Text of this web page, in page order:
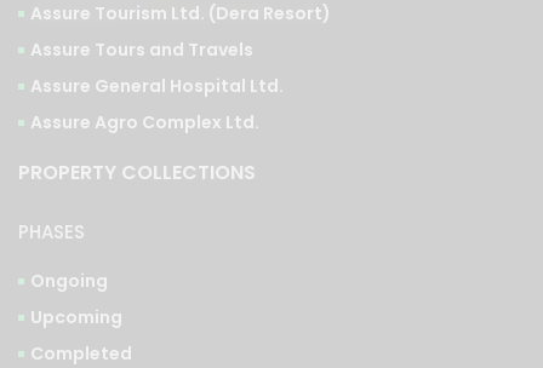
Assure Tourism Ltd. (Dera Resort)
Assure Tours and Travels
Assure General Hospital Ltd.
Assure Agro Complex Ltd.
PROPERTY COLLECTIONS
PHASES
Ongoing
Upcoming
Completed